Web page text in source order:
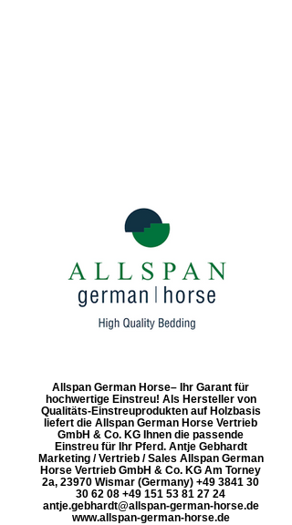
Allspan German Horse– Ihr Garant für
hochwertige Einstreu! Als Hersteller von
Qualitäts-Einstreuprodukten auf Holzbasis
liefert die Allspan German Horse Vertrieb
GmbH & Co. KG Ihnen die passende
Einstreu für Ihr Pferd. Antje Gebhardt
Marketing / Vertrieb / Sales Allspan German
Horse Vertrieb GmbH & Co. KG Am Torney
2a, 23970 Wismar (Germany) +49 3841 30
30 62 08 +49 151 53 81 27 24
antje.gebhardt@allspan-german-horse.de
www.allspan-german-horse.de